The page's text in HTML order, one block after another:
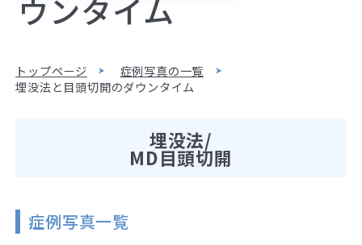
ウンタイム
トップページ
症例写真の一覧
埋没法と目頭切開のダウンタイム
埋没法/
MD目頭切開
症例写真一覧